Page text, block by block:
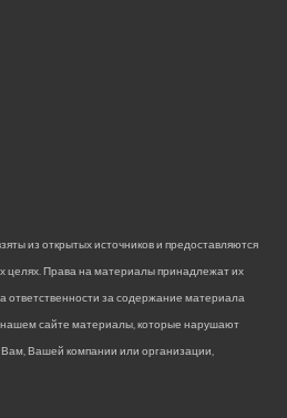
из открытых источников и предоставляются
целях. Права на материалы принадлежат их
ответственности за содержание материала
сайте материалы, которые нарушают
Вашей компании или организации,